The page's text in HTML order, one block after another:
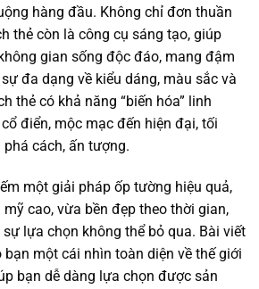
hàng đầu. Không chỉ đơn thuần
thẻ còn là công cụ sáng tạo, giúp
gian sống độc đáo, mang đậm
đa dạng về kiểu dáng, màu sắc và
thẻ có khả năng “biến hóa” linh
điển, mộc mạc đến hiện đại, tối
cách, ấn tượng.
một giải pháp ốp tường hiệu quả,
cao, vừa bền đẹp theo thời gian,
lựa chọn không thể bỏ qua. Bài viết
bạn một cái nhìn toàn diện về thế giới
bạn dễ dàng lựa chọn được sản